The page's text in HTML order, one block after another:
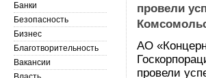
провели
АО
провели
Банки
Безопасность
Бизнес
Благотворительность
Вакансии